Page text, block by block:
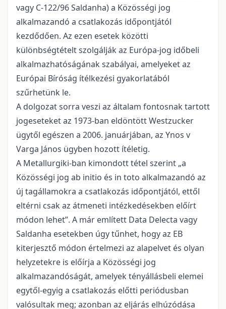
vagy C-122/96 Saldanha) a Közösségi jog
alkalmazandó a csatlakozás időpontjától
kezdődően. Az ezen esetek közötti
különbségtételt szolgálják az Európa-jog időbeli
alkalmazhatóságának szabályai, amelyeket az
Európai Bíróság ítélkezési gyakorlatából
szűrhetünk le.
A dolgozat sorra veszi az általam fontosnak tartott
jogeseteket az 1973-ban eldöntött Westzucker
ügytől egészen a 2006. januárjában, az Ynos v
Varga János ügyben hozott ítéletig.
A Metallurgiki-ban kimondott tétel szerint „a
Közösségi jog ab initio és in toto alkalmazandó az
új tagállamokra a csatlakozás időpontjától, ettől
eltérni csak az átmeneti intézkedésekben előírt
módon lehet”. A már említett Data Delecta vagy
Saldanha esetekben úgy tűnhet, hogy az EB
kiterjesztő módon értelmezi az alapelvet és olyan
helyzetekre is előírja a Közösségi jog
alkalmazandóságát, amelyek tényállásbeli elemei
egytől-egyig a csatlakozás előtti periódusban
valósultak meg; azonban az eljárás elhúzódása